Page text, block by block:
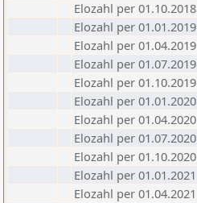
Elozahl per 01.10.2018
Elozahl per 01.01.2019
Elozahl per 01.04.2019
Elozahl per 01.07.2019
Elozahl per 01.10.2019
Elozahl per 01.01.2020
Elozahl per 01.04.2020
Elozahl per 01.07.2020
Elozahl per 01.10.2020
Elozahl per 01.01.2021
Elozahl per 01.04.2021